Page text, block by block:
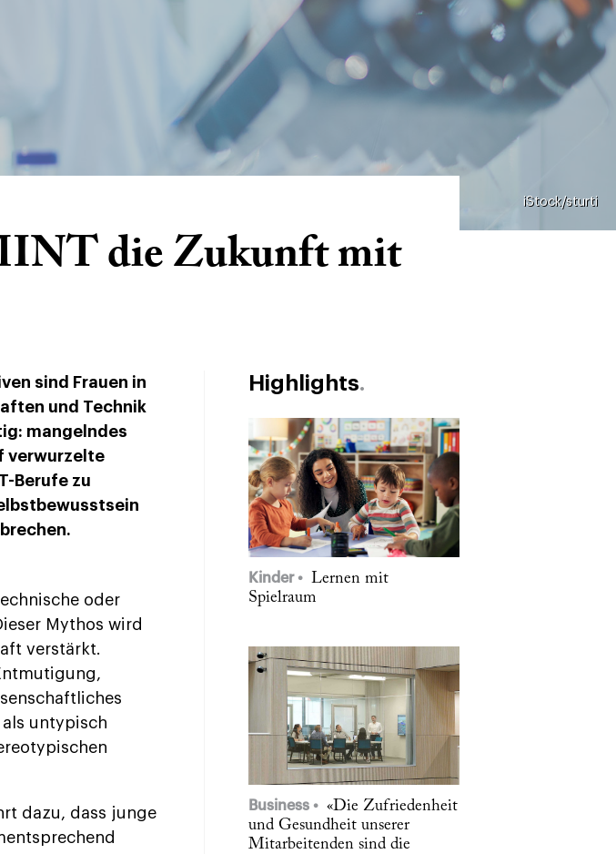
iStock/sturti
die Zukunft mit
sind Frauen in
und Technik
mangelndes
verwurzelte
Berufe zu
oder
Mythos wird
verstärkt.
als untypisch
dazu, dass junge
Highlights
Kinder
Lernen mit
Spielraum
Business
«Die Zufriedenheit
und Gesundheit unserer
Mitarbeitenden sind die